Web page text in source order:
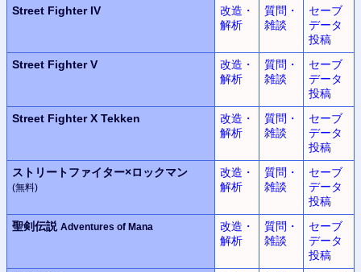
Street Fighter IV
改造・
解析
質問・
雑談
セーブ
データ
投稿
Street Fighter V
改造・
解析
質問・
雑談
セーブ
データ
投稿
Street Fighter X Tekken
改造・
解析
質問・
雑談
セーブ
データ
投稿
ストリートファイター×ロックマン
(無料)
改造・
解析
質問・
雑談
セーブ
データ
投稿
聖剣伝説 Adventures of Mana
改造・
解析
質問・
雑談
セーブ
データ
投稿